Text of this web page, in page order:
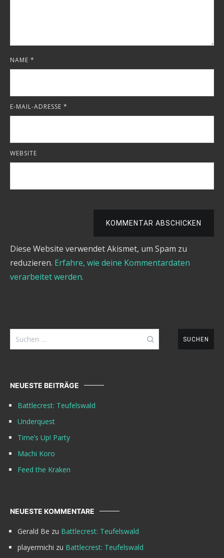
NAME *
E-MAIL-ADRESSE *
WEBSITE
KOMMENTAR ABSCHICKEN
Diese Website verwendet Akismet, um Spam zu
reduzieren. Erfahre, wie deine Kommentardaten
verarbeitet werden.
Suchen
nach:
NEUESTE BEITRÄGE
Battlecrest: Teufelswald
Underquest
Time’s Up! Party
Machi Koro
Feed the Kraken
NEUESTE KOMMENTARE
Gerald Be zu Battlecrest: Teufelswald
playermichi zu Battlecrest: Teufelswald